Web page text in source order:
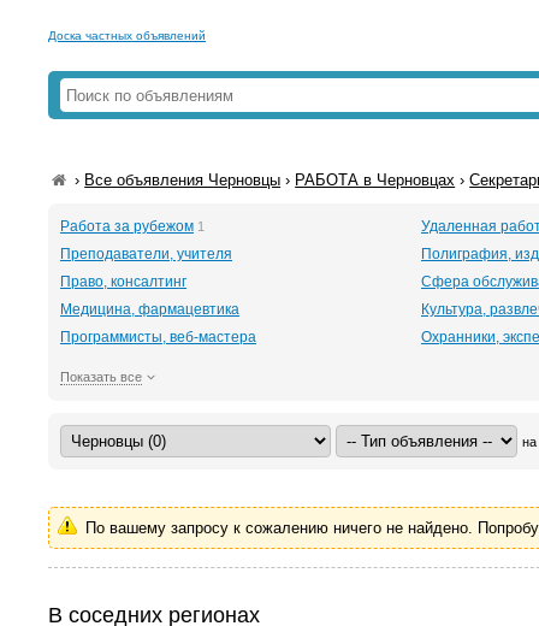
Доска частных объявлений
› Все объявления Черновцы › РАБОТА в Черновцах ›
Работа за рубежом 1
Удаленная
Преподаватели, учителя
Полиграфия,
Право, консалтинг
Сфера
Медицина, фармацевтика
Культура,
Программисты, веб-мастера
Охранники,
Показать все
на
По вашему запросу к сожалению ничего не найдено.
В соседних регионах